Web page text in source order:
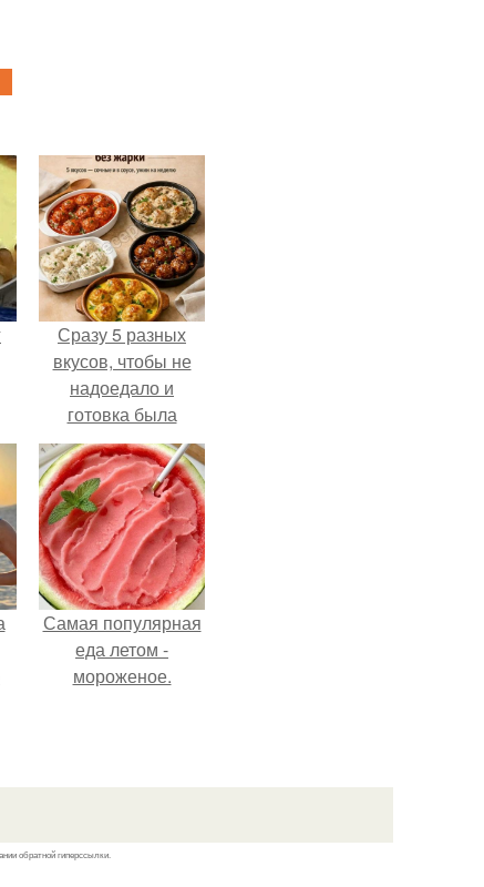
Сразу 5 разных
вкусов, чтобы не
надоедало и
готовка была
проще.
Самая популярная
еда летом -
мороженое.
обратной гиперссылки.